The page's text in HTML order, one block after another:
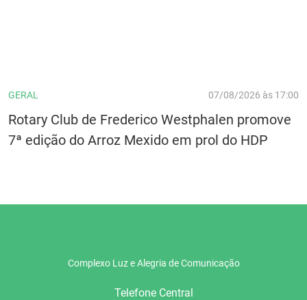
GERAL 07/08/2026 às 17:00
Rotary Club de Frederico Westphalen promove
7ª edição do Arroz Mexido em prol do HDP
Complexo Luz e Alegria de Comunicação
Telefone Central